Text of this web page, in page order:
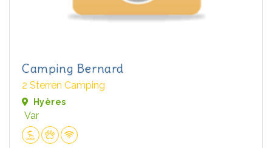
Camping Bernard
2 Sterren Camping
Hyères
Var